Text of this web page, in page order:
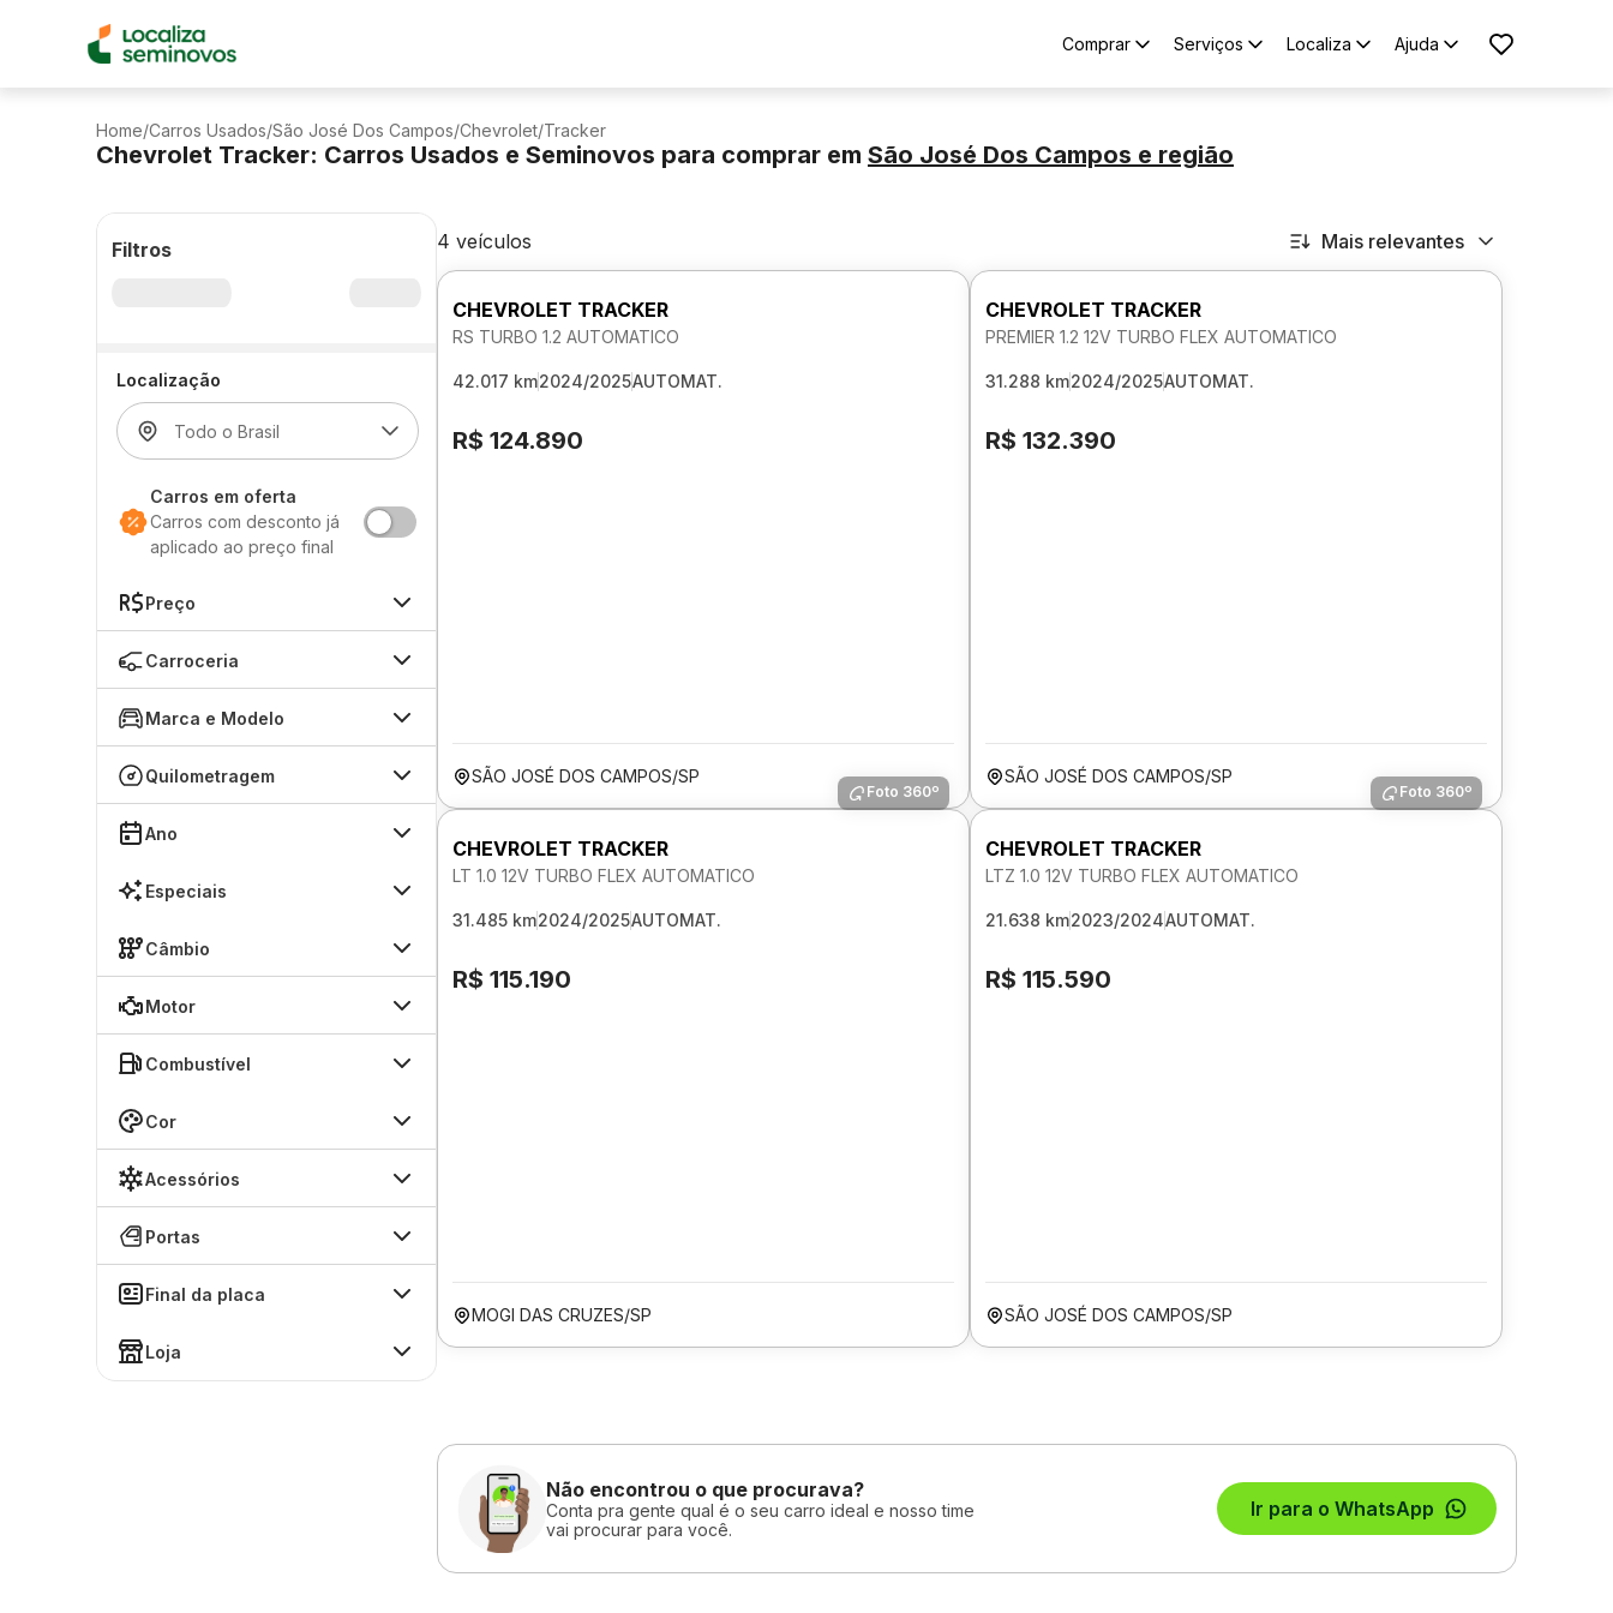
Comprar Serviços Localiza Ajuda
Home/Carros Usados/São José Dos Campos/Chevrolet/Tracker
Chevrolet Tracker: Carros Usados e Seminovos para comprar em São José Dos Campos e região
Filtros
Localização
Carros em oferta
Carros com desconto já
aplicado ao preço final
Preço
Carroceria
Marca e Modelo
Quilometragem
Ano
Especiais
Câmbio
Motor
Combustível
Cor
Acessórios
Portas
Final da placa
Loja
4 veículos Mais relevantes
CHEVROLET TRACKER
RS TURBO 1.2 AUTOMATICO
42.017 km2024/2025AUTOMAT.
R$ 124.890
SÃO JOSÉ DOS CAMPOS/SP
CHEVROLET TRACKER
PREMIER 1.2 12V TURBO FLEX AUTOMATICO
31.288 km2024/2025AUTOMAT.
R$ 132.390
SÃO JOSÉ DOS CAMPOS/SP
Foto 360º
CHEVROLET TRACKER
LT 1.0 12V TURBO FLEX AUTOMATICO
31.485 km2024/2025AUTOMAT.
R$ 115.190
MOGI DAS CRUZES/SP
Foto 360º
CHEVROLET TRACKER
LTZ 1.0 12V TURBO FLEX AUTOMATICO
21.638 km2023/2024AUTOMAT.
R$ 115.590
SÃO JOSÉ DOS CAMPOS/SP
Não encontrou o que procurava?
Conta pra gente qual é o seu carro ideal e nosso time
vai procurar para você.
Ir para o WhatsApp